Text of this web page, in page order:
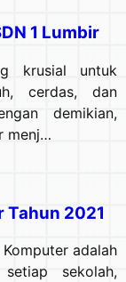
1 Lumbir
krusial untuk
cerdas, dan
demikian,
menj…
Tahun 2021
adalah
sekolah,